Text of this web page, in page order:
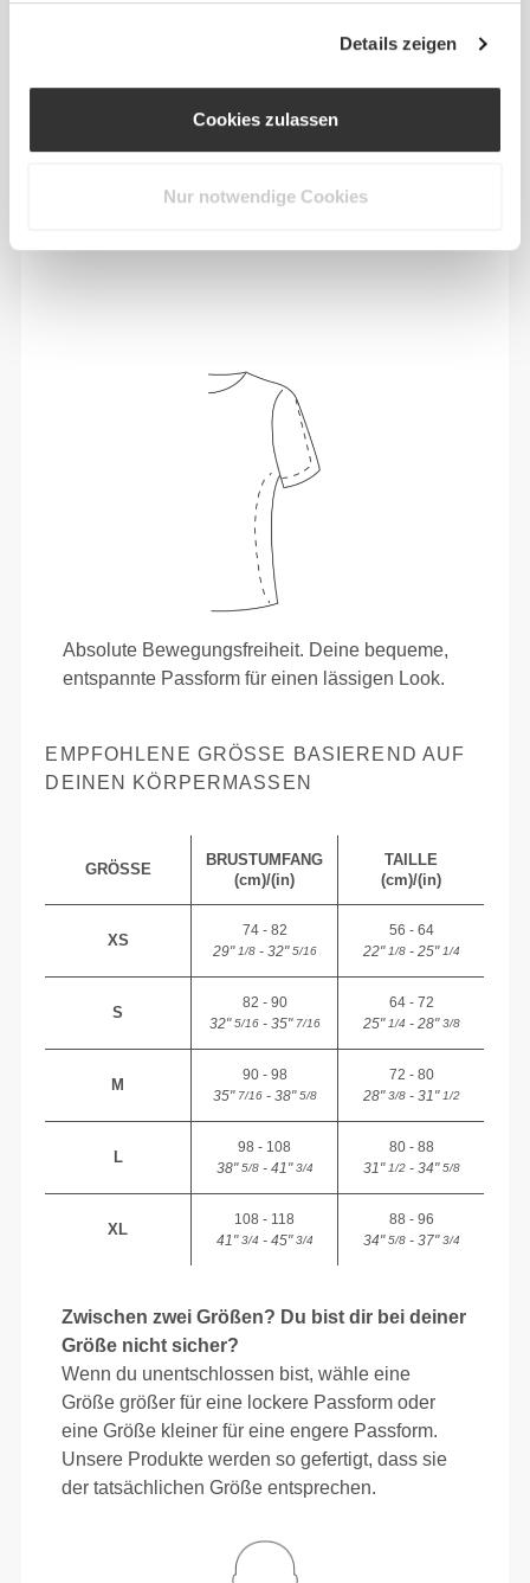
Details zeigen
Cookies zulassen
Nur notwendige Cookies
Sich jeden Tag bequem und frei bewegen zu
Absolute Bewegungsfreiheit. Deine bequeme,
entspannte Passform für einen lässigen Look.
EMPFOHLENE GRÖSSE BASIEREND AUF D
EINEN KÖRPERMASSEN
GRÖSSE
BRUSTUMFANG
(cm)/(in)
TAILLE
(cm)/(in)
XS
74 - 82
29"1/8- 32"5/16
56 - 64
22"1/8- 25"1/4
S
82 - 90
32"5/16- 35"7/16
64 - 72
25"1/4 - 28"3/8
M
90 - 98
35"7/16- 38"5/8
72 - 80
28"3/8- 31"1/2
L
98 - 108
38"5/8- 41"3/4
80 - 88
31"1/2- 34"5/8
XL
108 - 118
41"3/4 - 45"3/4
88 - 96
34"5/8- 37"3/4
Zwischen zwei Größen? Du bist dir bei deiner
Größe nicht sicher?
Wenn du unentschlossen bist, wähle eine
Größe größer für eine lockere Passform oder
eine Größe kleiner für eine engere Passform.
Unsere Produkte werden so gefertigt, dass sie
der tatsächlichen Größe entsprechen.